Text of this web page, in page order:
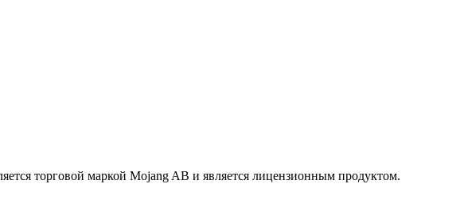
торговой маркой Mojang AB и является лицензионным продуктом.